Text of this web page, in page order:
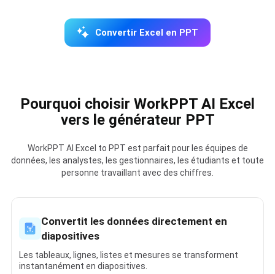
Convertir Excel en PPT
Pourquoi choisir WorkPPT AI Excel
vers le générateur PPT
WorkPPT AI Excel to PPT est parfait pour les équipes de
données, les analystes, les gestionnaires, les étudiants et toute
personne travaillant avec des chiffres.
Convertit les données directement en
diapositives
Les tableaux, lignes, listes et mesures se transforment
instantanément en diapositives.